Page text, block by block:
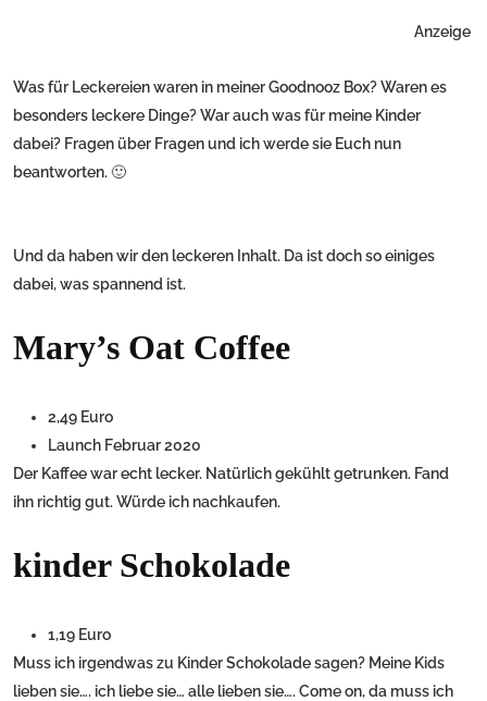
Anzeige
Was für Leckereien waren in meiner Goodnooz Box? Waren es
besonders leckere Dinge? War auch was für meine Kinder
dabei? Fragen über Fragen und ich werde sie Euch nun
beantworten. 🙂
Und da haben wir den leckeren Inhalt. Da ist doch so einiges
dabei, was spannend ist.
Mary’s Oat Coffee
2,49 Euro
Launch Februar 2020
Der Kaffee war echt lecker. Natürlich gekühlt getrunken. Fand
ihn richtig gut. Würde ich nachkaufen.
kinder Schokolade
1,19 Euro
Muss ich irgendwas zu Kinder Schokolade sagen? Meine Kids
lieben sie…. ich liebe sie… alle lieben sie…. Come on, da muss ich